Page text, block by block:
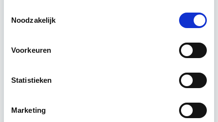
Noodzakelijk
Voorkeuren
Statistieken
Marketing
18 lesdagen lesdag(en)
do 24 sep 2026 - Zie lesinformatie